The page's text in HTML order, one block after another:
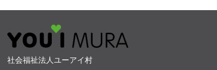
社会福祉法人ユーアイ村